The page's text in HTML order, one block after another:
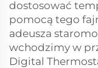
dostosować
pomocą tego
adeusza
wchodzimy w
Digital